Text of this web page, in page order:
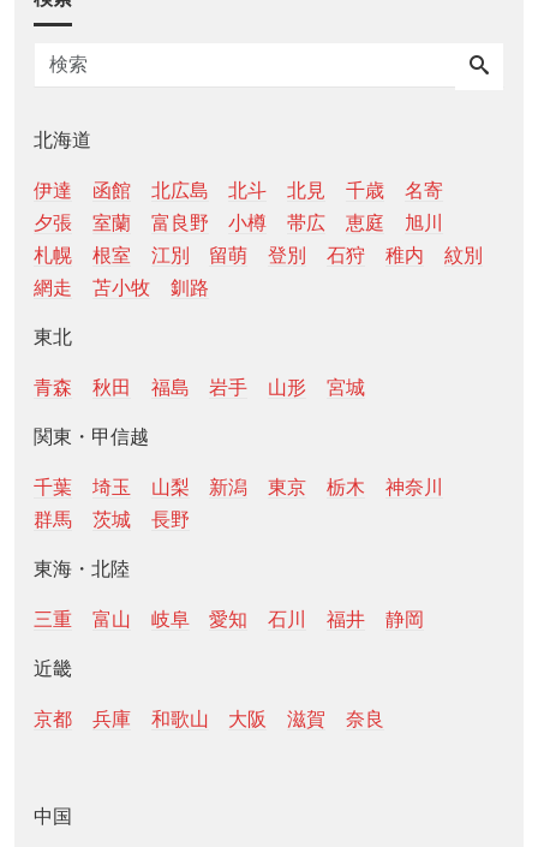
北海道
伊達 函館 北広島 北斗 北見 千歳
名寄
夕張
室蘭 富良野 小樽 帯広 恵庭
旭川
札幌
根室 江別 留萌 登別 石狩 稚内
紋別
網走
苫小牧 釧路
東北
青森 秋田 福島 岩手 山形 宮城
関東・甲信越
千葉 埼玉 山梨 新潟 東京 栃木
神奈川
群馬
茨城 長野
東海・北陸
三重 富山 岐阜 愛知 石川 福井 静岡
近畿
京都 兵庫 和歌山 大阪 滋賀 奈良
中国